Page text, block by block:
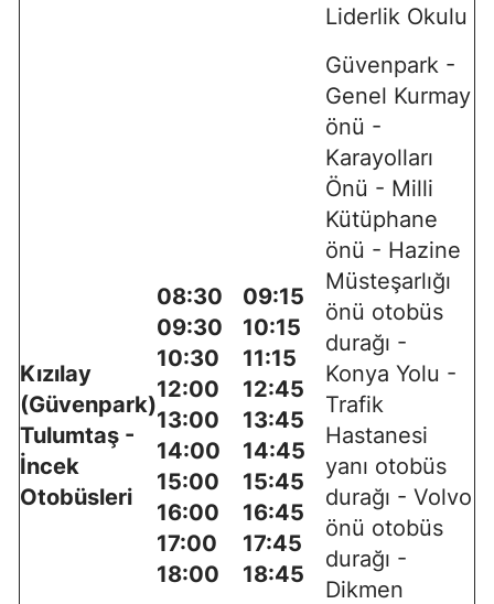
Liderlik Okulu
Kızılay
(Güvenpark)
Tulumtaş -
İncek
Otobüsleri
08:30
09:30
10:30
12:00
13:00
14:00
15:00
16:00
17:00
18:00
09:15
10:15
11:15
12:45
13:45
14:45
15:45
16:45
17:45
18:45
Güvenpark -
Genel Kurmay
önü -
Karayolları
Önü - Milli
Kütüphane
önü - Hazine
Müsteşarlığı
önü otobüs
durağı -
Konya Yolu -
Trafik
Hastanesi
yanı otobüs
durağı - Volvo
önü otobüs
durağı -
Dikmen